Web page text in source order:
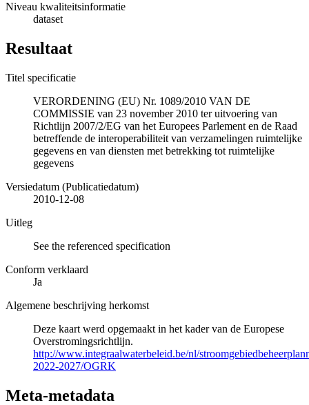
Niveau kwaliteitsinformatie
dataset
Resultaat
Titel specificatie
VERORDENING (EU) Nr. 1089/2010 VAN DE
COMMISSIE van 23 november 2010 ter uitvoering van
Richtlijn 2007/2/EG van het Europees Parlement en de Raad
betreffende de interoperabiliteit van verzamelingen ruimtelijke
gegevens en van diensten met betrekking tot ruimtelijke
gegevens
Versiedatum (Publicatiedatum)
2010-12-08
Uitleg
See the referenced specification
Conform verklaard
Ja
Algemene beschrijving herkomst
Deze kaart werd opgemaakt in het kader van de Europese
Overstromingsrichtlijn.
http://www.integraalwaterbeleid.be/nl/
2022-2027/OGRK
Meta-metadata